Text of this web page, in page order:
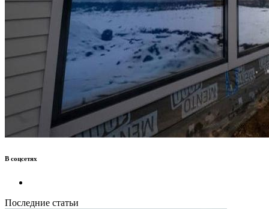
В соцсетях
Последние статьи